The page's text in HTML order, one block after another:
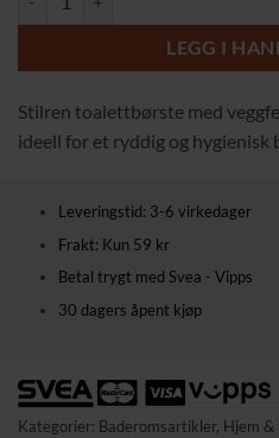
LEGG I
Stilren toalettbørste med
ideell for et ryddig og hygienisk
Leveringstid: 3-6 virkedager
Frakt: Kun 59 kr
Betal trygt med Svea - Vipps
30 dagers åpent kjøp
Kategorier: Baderomsartikler, Hjem &